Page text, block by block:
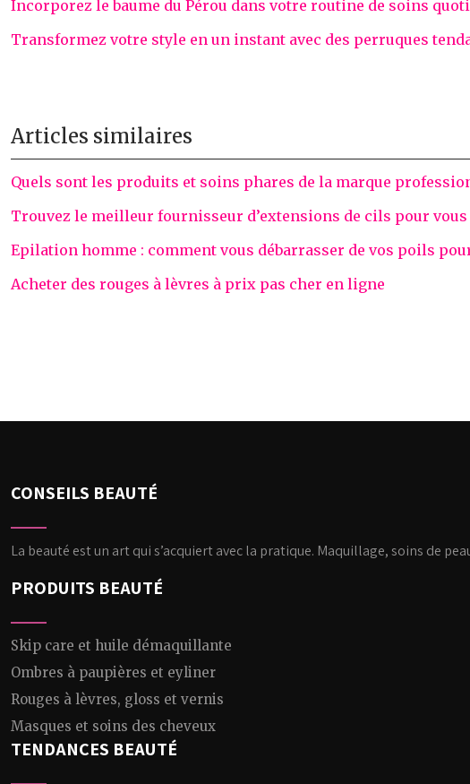
Incorporez le baume du Pérou dans votre routine de soins
Transformez votre style en un instant avec des perruques
Articles similaires
Quels sont les produits et soins phares de la marque
Trouvez le meilleur fournisseur d’extensions de cils pour vous
Epilation homme : comment vous débarrasser de vos poils pour
Acheter des rouges à lèvres à prix pas cher en ligne
CONSEILS BEAUTÉ
La beauté est un art qui s’acquiert avec la pratique. Maquillage, soins de
PRODUITS BEAUTÉ
Skip care et huile démaquillante
Ombres à paupières et eyliner
Rouges à lèvres, gloss et vernis
Masques et soins des cheveux
TENDANCES BEAUTÉ